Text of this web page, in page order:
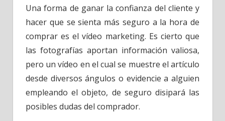
Una forma de ganar la confianza del cliente y
hacer que se sienta más seguro a la hora de
comprar es el vídeo marketing. Es cierto que
las fotografías aportan información valiosa,
pero un vídeo en el cual se muestre el artículo
desde diversos ángulos o evidencie a alguien
empleando el objeto, de seguro disipará las
posibles dudas del comprador.